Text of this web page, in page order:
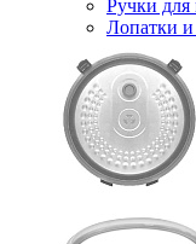
Ручки для
Лопатки и